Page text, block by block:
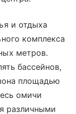
и отдыха
комплекса
метров.
бассейнов,
площадью
омичи
различными